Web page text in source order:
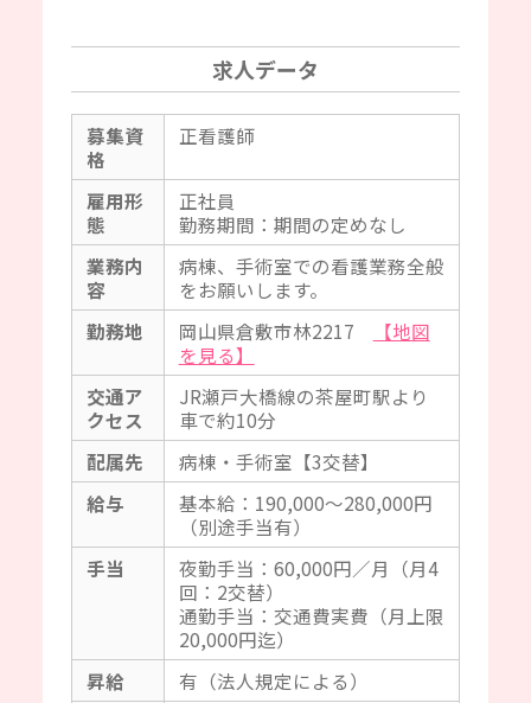
求人データ
募集資
格
正看護師
雇用形
態
正社員
勤務期間：期間の定めなし
業務内
容
病棟、手術室での看護業務全般
をお願いします。
勤務地
岡山県倉敷市林2217
【地図
を見る】
交通ア
クセス
JR瀬戸大橋線の茶屋町駅より
車で約10分
配属先
病棟・手術室【3交替】
給与
基本給：190,000～280,000円
（別途手当有）
手当
夜勤手当：60,000円／月（月4
回：2交替）
通勤手当：交通費実費（月上限
20,000円迄）
昇給
有（法人規定による）